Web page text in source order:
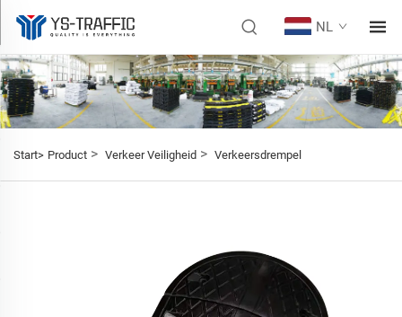
NL
Start> Product > Verkeer Veiligheid > Verkeersdrempel